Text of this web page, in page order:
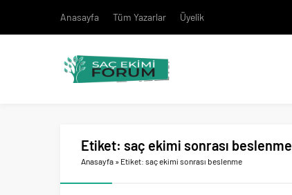
Anasayfa Tüm Yazarlar Üyelik
Etiket: saç ekimi sonrası beslenme
Anasayfa » Etiket: saç ekimi sonrası beslenme